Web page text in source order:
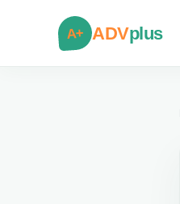
A+ ADVplus